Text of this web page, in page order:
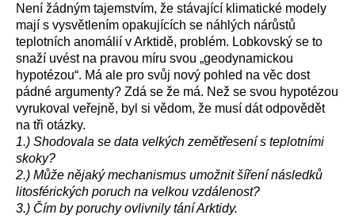
Není žádným tajemstvím, že stávající klimatické modely
mají s vysvětlením opakujících se náhlých nárůstů
teplotních anomálií v Arktidě, problém. Lobkovský se to
snaží uvést na pravou míru svou „geodynamickou
hypotézou“. Má ale pro svůj nový pohled na věc dost
pádné argumenty? Zdá se že má. Než se svou hypotézou
vyrukoval veřejně, byl si vědom, že musí dátodpovědět
na tři otázky.
1.) Shodovala se data velkých zemětřesení s teplotními
skoky?
2.) Může nějaký mechanismus umožnit šířenínásledků
litosférických poruch na velkou vzdálenost?
3.) Čím byporuchyovlivnilytání Arktidy.